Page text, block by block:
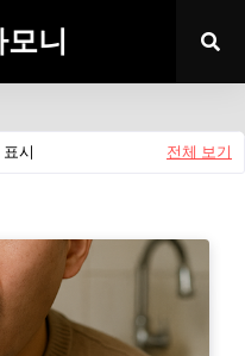
니
시 전체 보기